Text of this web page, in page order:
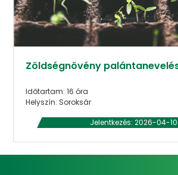
Zöldségnövény
Időtartam: 16 óra
Helyszín: Soroksár
Jelentkezés: 2026-04-10